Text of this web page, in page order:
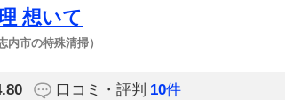
想いて
内市の特殊清掃）
口コミ・評判 10件